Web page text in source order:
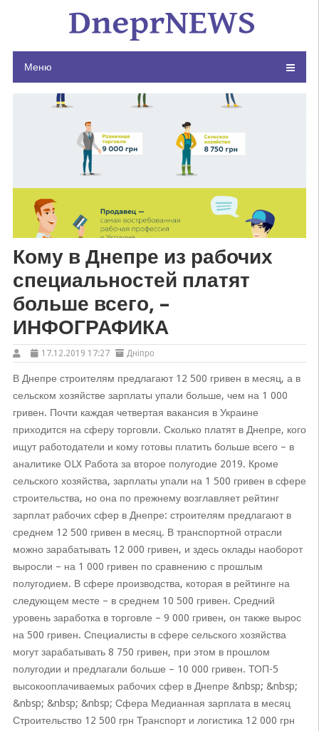
Меню
Кому в Днепре из рабочих
специальностей платят
больше всего, –
ИНФОГРАФИКА
17.12.2019 17:27 Дніпро
В Днепре строителям предлагают 12 500 гривен в месяц, а в
сельском хозяйстве зарплаты упали больше, чем на 1 000
гривен. Почти каждая четвертая вакансия в Украине
приходится на сферу торговли. Сколько платят в Днепре, кого
ищут работодатели и кому готовы платить больше всего – в
аналитике OLX Работа за второе полугодие 2019. Кроме
сельского хозяйства, зарплаты упали на 1 500 гривен в сфере
строительства, но она по прежнему возглавляет рейтинг
зарплат рабочих сфер в Днепре: строителям предлагают в
среднем 12 500 гривен в месяц. В транспортной отрасли
можно зарабатывать 12 000 гривен, и здесь оклады наоборот
выросли – на 1 000 гривен по сравнению с прошлым
полугодием. В сфере производства, которая в рейтинге на
следующем месте – в среднем 10 500 гривен. Средний
уровень заработка в торговле – 9 000 гривен, он также вырос
на 500 гривен. Специалисты в сфере сельского хозяйства
могут зарабатывать 8 750 гривен, при этом в прошлом
полугодии и предлагали больше – 10 000 гривен. ТОП-5
высокооплачиваемых рабочих сфер в Днепре &nbsp; &nbsp;
&nbsp; &nbsp; &nbsp; Сфера Медианная зарплата в месяц
Строительство 12 500 грн Транспорт и логистика 12 000 грн